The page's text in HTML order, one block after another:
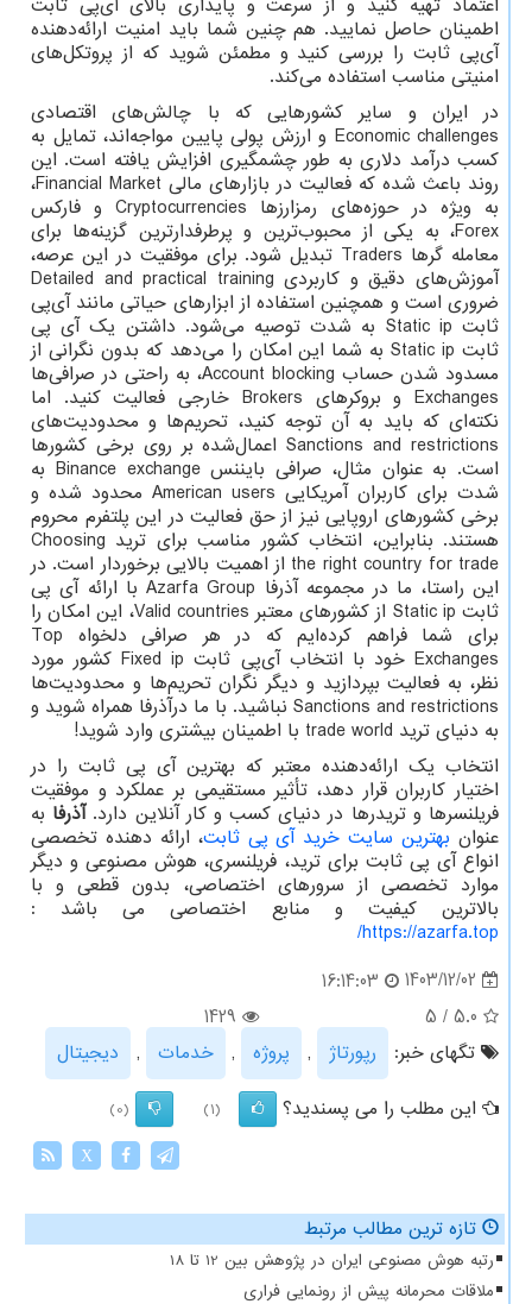
اعتماد تهیه کنید و از سرعت و پایداری بالای آی‌پی ثابت
اطمینان حاصل نمایید. هم چنین شما باید امنیت ارائه‌دهنده
آی‌پی ثابت را بررسی کنید و مطمئن شوید که از پروتکل‌های
امنیتی مناسب استفاده می‌کند.
در ایران و سایر کشورهایی که با چالش‌های اقتصادی
Economic challenges و ارزش پولی پایین مواجه‌اند، تمایل به
کسب درآمد دلاری به طور چشمگیری افزایش یافته است. این
روند باعث شده که فعالیت در بازارهای مالی Financial Market،
به ویژه در حوزه‌های رمزارزها Cryptocurrenciesو فارکس
Forex، به یکی از محبوب‌ترین و پرطرفدارترین گزینه‌ها برای
معامله گرها Traders تبدیل شود. برای موفقیت در این عرصه،
آموزش‌های دقیق و کاربردی Detailed and practical training
ضروری است و همچنین استفاده از ابزارهای حیاتی مانند آی‌پی
ثابت Static ip به شدت توصیه می‌شود. داشتن یک آی پی
ثابت Static ipبه شما این امکان را می‌دهد که بدون نگرانی از
مسدود شدن حساب Account blocking، به راحتی در صرافی‌ها
Exchangesو بروکرهای Brokers خارجی فعالیت کنید. اما
نکته‌ای که باید به آن توجه کنید، تحریم‌ها و محدودیت‌های
Sanctions and restrictionsاعمال‌شده بر روی برخی کشورها
است. به عنوان مثال، صرافی بایننسBinance exchange به
شدت برای کاربران آمریکایی American users محدود شده و
برخی کشورهای اروپایی نیز از حق فعالیت در این پلتفرم محروم
هستند. بنابراین، انتخاب کشور مناسب برای ترید Choosing
the right country for trade از اهمیت بالایی برخوردار است. در
این راستا، ما در مجموعه آذرفا Azarfa Groupبا ارائه آی‌ پی
ثابت Static ip از کشورهای معتبر Valid countries، این امکان را
برای شما فراهم کرده‌ایم که در هر صرافی دلخواه Top
Exchangesخود با انتخاب آی‌پی ثابت Fixed ipکشور مورد
نظر، به فعالیت بپردازید و دیگر نگران تحریم‌ها و محدودیت‌ها
Sanctions and restrictions نباشید. با ما درآذرفا همراه شوید و
به دنیای ترید trade world با اطمینان بیشتری وارد شوید!
انتخاب یک ارائه‌دهنده معتبر که بهترین آی پی ثابت را در
اختیار کاربران قرار دهد، تأثیر مستقیمی بر عملکرد و موفقیت
فریلنسرها و تریدرها در دنیای کسب و کار آنلاین دارد.آذرفا به
عنوان بهترین سایت خرید آی پی ثابت، ارائه دهنده تخصصی
انواع آی پی ثابت برای ترید، فریلنسری، هوش مصنوعی و دیگر
موارد تخصصی از سرورهای اختصاصی، بدون قطعی و با
بالاترین کیفیت و منابع اختصاصی می باشد :
https://azarfa.top
/
1403/12/02
16:14:03
5.0
/
5
1429
تگهای خبر:
رپورتاژ , پروژه , خدمات ,
دیجیتال
این مطلب را می پسندید؟
(1)
(0)
X
تازه ترین مطالب مرتبط
رتبه هوش مصنوعی ایران در پژوهش بین 12 تا 18
ملاقات محرمانه پیش از رونمایی فراری